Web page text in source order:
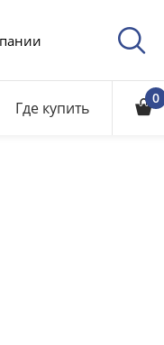
Где купить 0